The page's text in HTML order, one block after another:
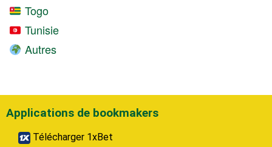
Togo
Tunisie
Autres
Applications de bookmakers
Télécharger 1xBet